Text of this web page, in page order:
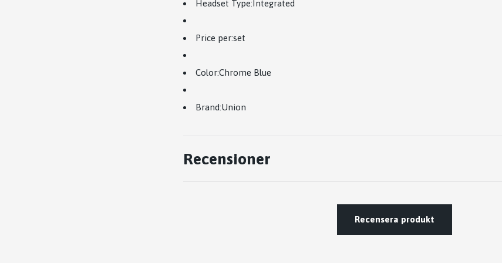
Headset Type: Integrated
Price per:set
Color:Chrome Blue
Brand:Union
Recensioner
Recensera produkt